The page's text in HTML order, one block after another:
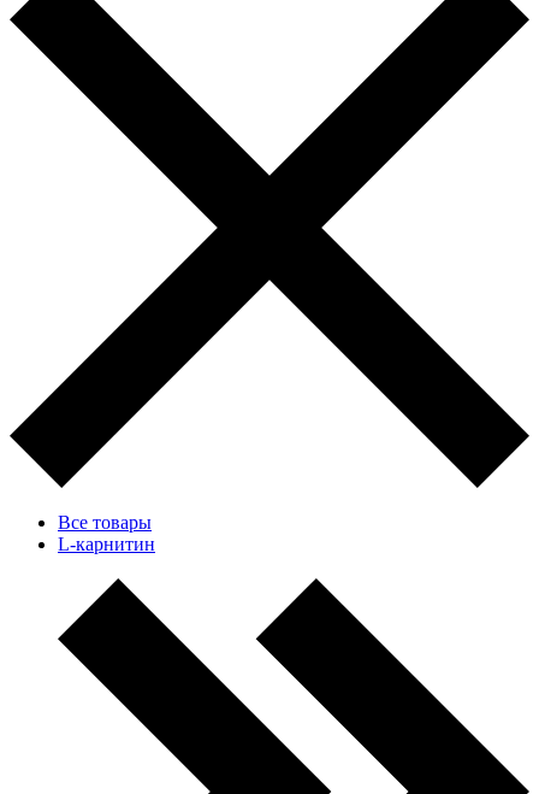
Все товары
L-карнитин